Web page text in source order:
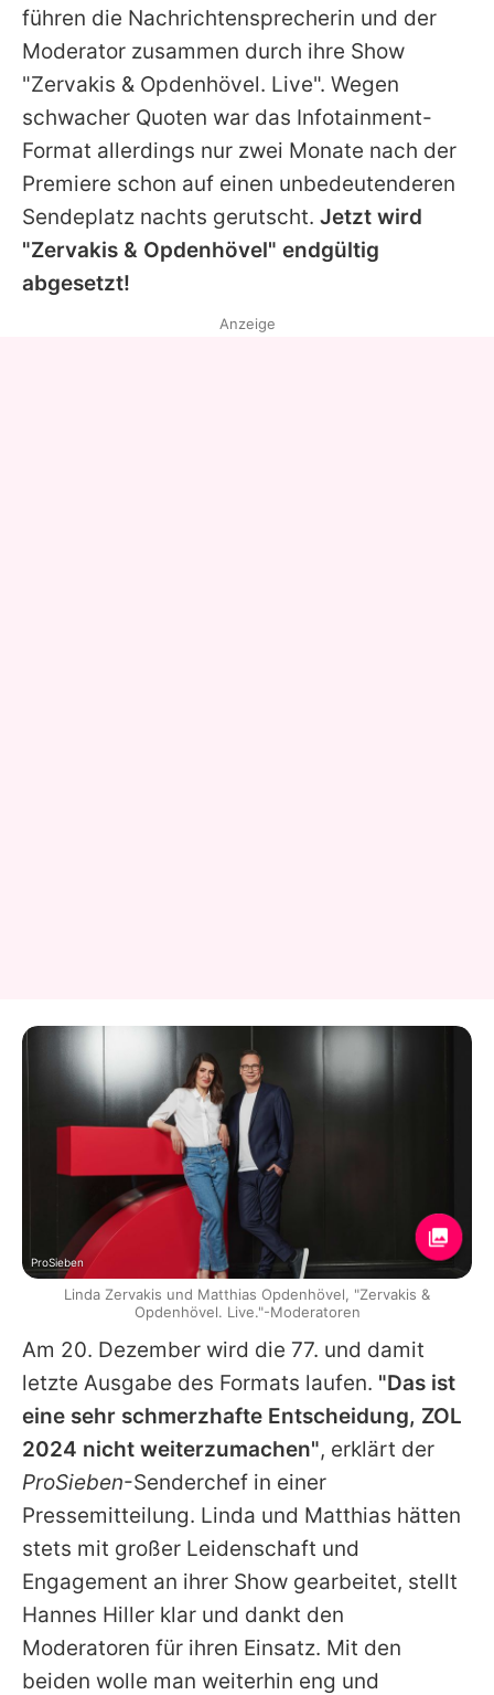
Nutzungsbedingungen
Utiq verwalten
führen die Nachrichtensprecherin und der
Moderator zusammen durch ihre Show
"Zervakis & Opdenhövel. Live". Wegen
schwacher Quoten war das Infotainment-
Format allerdings nur zwei Monate nach der
Premiere schon auf einen unbedeutenderen
Sendeplatz nachts gerutscht. Jetzt wird
"Zervakis & Opdenhövel" endgültig
abgesetzt!
Am 20. Dezember wird die 77. und damit
letzte Ausgabe des Formats laufen. "Das ist
eine sehr schmerzhafte Entscheidung, ZOL
2024 nicht weiterzumachen", erklärt der
ProSieben-Senderchef in einer
Pressemitteilung. Linda und Matthias hätten
stets mit großer Leidenschaft und
Engagement an ihrer Show gearbeitet, stellt
Hannes Hiller klar und dankt den
Moderatoren für ihren Einsatz. Mit den
beiden wolle man weiterhin eng und
Anzeige
ProSieben
Linda Zervakis und Matthias Opdenhövel, "Zervakis &
Opdenhövel. Live."-Moderatoren